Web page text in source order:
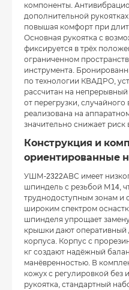
компоненты.
дополнительной
повышая комфорт при
Основная рукоятка с
фиксируется в трёх
ограниченном
инструмента.
по технологии КВАДРО,
рассчитан на
от перегрузки,
реализована на
значительно снижает риск
Конструкция и
ориентированные
УШМ-2322АВС имеет
шпиндель с резьбой М14,
труднодоступным зонам и
широким спектром
шпинделя упрощает
крышки дают оперативный
корпуса. Корпус с
кг создают надёжный
манёвренностью. В
кожух с регулировкой без
рукоятка, стандартный